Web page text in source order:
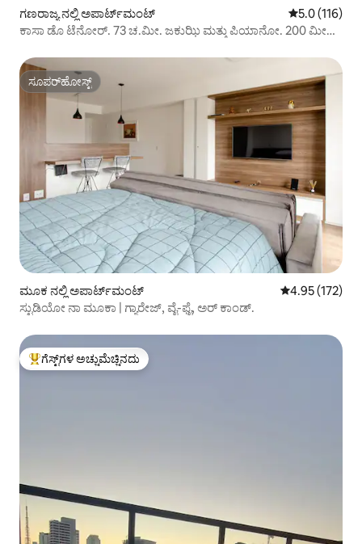
ಗಣರಾಜ್ಯ ನಲ್ಲಿ ಅಪಾರ್ಟ್‌ಮಂಟ್ 5 ರಲ್ಲಿ 5.0
5.0 (116)
ಕಾಸಾ ಡೊ ಟೆನೋರ್. 73 ಚ.ಮೀ. ಜಕುಝಿ ಮತ್ತು ಪಿಯಾನೋ. 200 ಮೀ
ಸೂಪರ್‌ಹೋಸ್ಟ್
ಸೂಪರ್‌ಹೋಸ್ಟ್
ಮೂಕ ನಲ್ಲಿ ಅಪಾರ್ಟ್‌ಮಂಟ್ 5 ರಲ್ಲಿ 4.95
4.95 (172)
ಸ್ಟುಡಿಯೋ ನಾ ಮೂಕಾ | ಗ್ಯಾರೇಜ್, ವೈ-ಫೈ, ಅರ್ ಕಾಂಡ್.
ಗೆಸ್ಟ್‌ಗಳಿಗೆ ಅತಿ ಹೆಚ್ಚು ಅಚ್ಚುಮೆಚ್ಚಿನದು
ಗೆಸ್ಟ್‌ಗಳ ಅಚ್ಚುಮೆಚ್ಚಿನದು